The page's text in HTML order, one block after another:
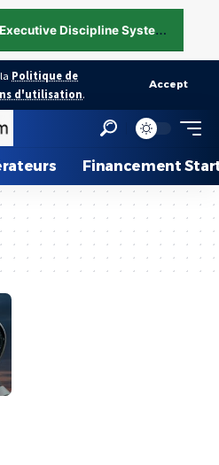
C
onçu pour les CEOs, Executive Discipline System — structurer l’exécution sous pression →
Politique de
d'utilisation.
Accept
Financement